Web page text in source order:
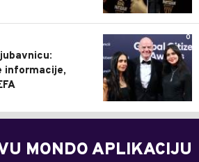
0
informacije,
MONDO APLIKACIJU